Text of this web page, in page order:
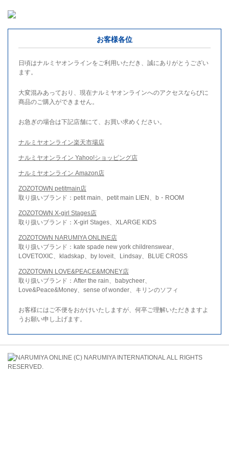
お客様各位
日頃はナルミヤオンラインをご利用いただき、誠にありがとうござい
ます。
大変混みあっており、現在ナルミヤオンラインへのアクセスならびに
商品のご購入ができません。
お急ぎの場合は下記店舗にて、お買い求めください。
ナルミヤオンライン楽天市場店
ナルミヤオンライン Yahoo!ショッピング店
ナルミヤオンライン Amazon店
ZOZOTOWN petitmain店
取り扱いブランド：petit main、petit main LIEN、b・ROOM
ZOZOTOWN X-girl Stages店
取り扱いブランド：X-girl Stages、XLARGE KIDS
ZOZOTOWN NARUMIYA ONLINE店
取り扱いブランド：kate spade new york childrenswear、
LOVETOXIC、kladskap、by loveit、Lindsay、BLUE CROSS
ZOZOTOWN LOVE&PEACE&MONEY店
取り扱いブランド：After the rain、babycheer、
Love&Peace&Money、sense of wonder、キリンのソフィ
お客様にはご不便をおかけいたしますが、何卒ご理解いただきますよ
うお願い申し上げます。